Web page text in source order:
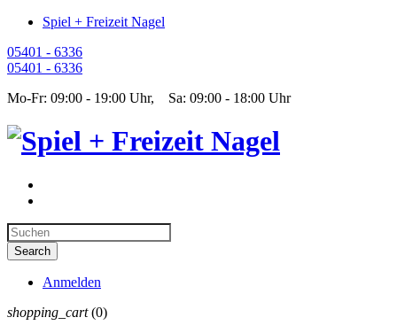
Spiel + Freizeit Nagel
05401 - 6336
05401 - 6336
Mo-Fr: 09:00 - 19:00 Uhr, Sa: 09:00 - 18:00 Uhr
Anmelden
shopping_cart (0)